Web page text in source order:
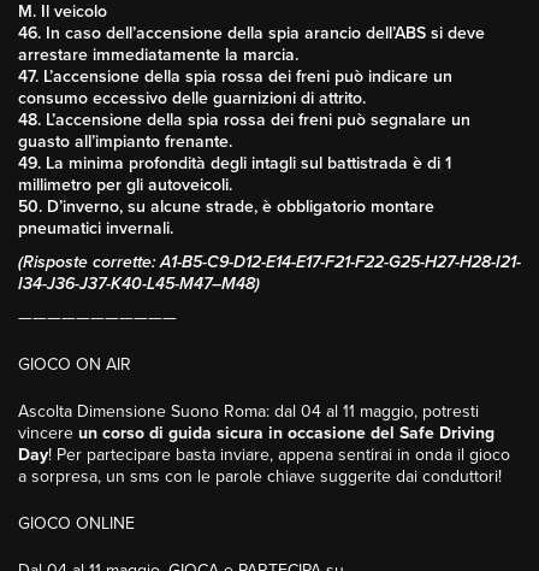
M. Il veicolo
46. In caso dell’accensione della spia arancio dell’ABS si deve
arrestare immediatamente la marcia.
47. L’accensione della spia rossa dei freni può indicare un
consumo eccessivo delle guarnizioni di attrito.
48. L’accensione della spia rossa dei freni può segnalare un
guasto all’impianto frenante.
49. La minima profondità degli intagli sul battistrada è di 1
millimetro per gli autoveicoli.
50. D’inverno, su alcune strade, è obbligatorio montare
pneumatici invernali.
(Risposte corrette: A1-B5-C9-D12-E14-E17-F21-F22-G25-H27-H28-I21-
I34-J36-J37-K40-L45-M47–M48)
———————————
GIOCO ON AIR
Ascolta Dimensione Suono Roma: dal 04 al 11 maggio, potresti
vincere un corso di guida sicura in occasione del Safe Driving
Day! Per partecipare basta inviare, appena sentirai in onda il gioco
a sorpresa, un sms con le parole chiave suggerite dai conduttori!
GIOCO ONLINE